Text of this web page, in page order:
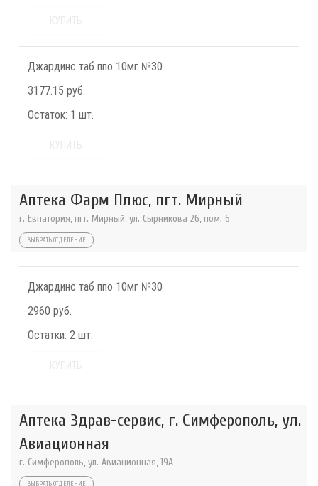
Джардинс таб ппо 10мг №30
3177.15 руб.
Остаток: 1 шт.
Аптека Фарм Плюс, пгт. Мирный
г. Евпатория, пгт. Мирный, ул. Сырникова 26, пом. 6
ВЫБРАТЬ ОТДЕЛЕНИЕ
Джардинс таб ппо 10мг №30
2960 руб.
Остатки: 2 шт.
Аптека Здрав-сервис, г. Симферополь, ул.
Авиационная
г. Симферополь, ул. Авиационная, 19А
ВЫБРАТЬ ОТДЕЛЕНИЕ